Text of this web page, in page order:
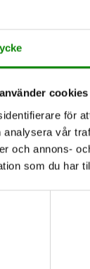
cookies
för
vår
och annons-
som du har
ökar
Och
läsa mer